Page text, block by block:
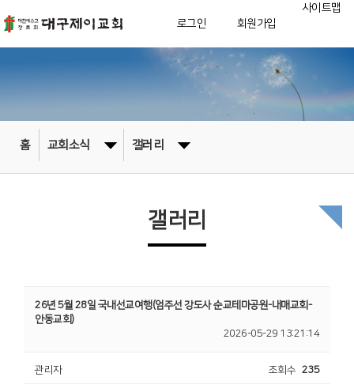
로그인 회원가입
사이트맵
홈 교회소식 갤러리
갤러리
26년 5월 28일 국내선교여행(엄주선 강도사 순교테마공원-내매교회-
안동교회)
2026-05-29 13:21:14
관리자 조회수 235